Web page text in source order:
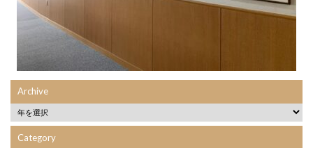
Archive
Category